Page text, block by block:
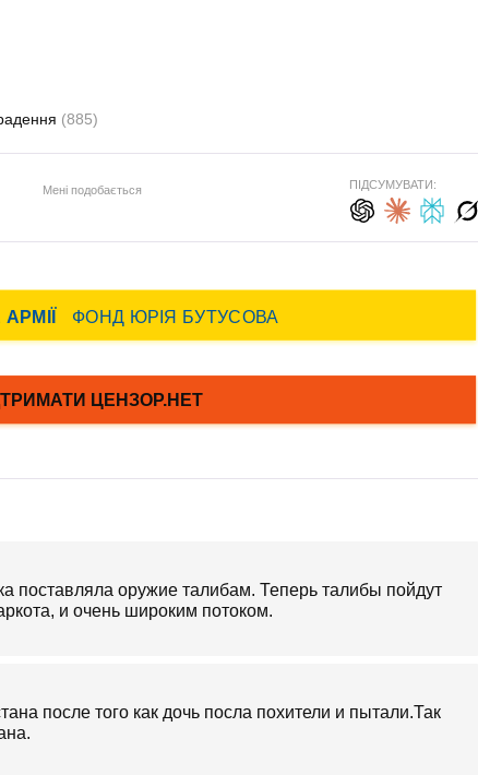
(885)
Мені подобається ПІДСУМУВАТИ:
оружие талибам. Теперь талибы пойдут
и очень широким потоком.
после того как дочь посла похители и пытали.Так